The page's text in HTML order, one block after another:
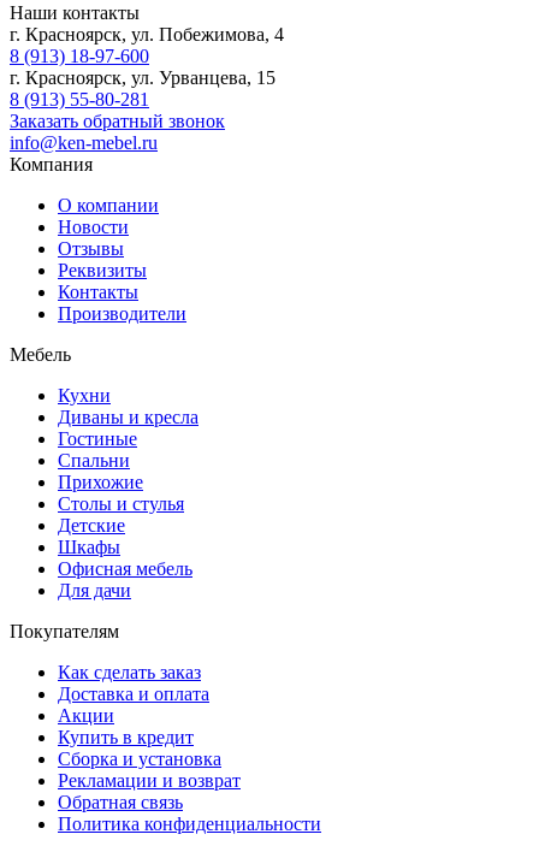
Наши контакты
г. Красноярск, ул. Побежимова, 4
8 (913) 18-97-600
г. Красноярск, ул. Урванцева, 15
8 (913) 55-80-281
Заказать обратный звонок
info@ken-mebel.ru
Компания
О компании
Новости
Отзывы
Реквизиты
Контакты
Производители
Мебель
Кухни
Диваны и кресла
Гостиные
Спальни
Прихожие
Столы и стулья
Детские
Шкафы
Офисная мебель
Для дачи
Покупателям
Как сделать заказ
Доставка и оплата
Акции
Купить в кредит
Сборка и установка
Рекламации и возврат
Обратная связь
Политика конфиденциальности